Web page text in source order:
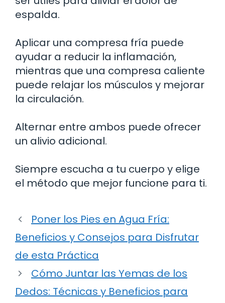
espalda.
Aplicar una compresa fría puede
ayudar a reducir la inflamación,
mientras que una compresa caliente
puede relajar los músculos y mejorar
la circulación.
Alternar entre ambos puede ofrecer
un alivio adicional.
Siempre escucha a tu cuerpo y elige
el método que mejor funcione para ti.
Poner los Pies en Agua Fría:
Beneficios y Consejos para Disfrutar
de esta Práctica
Cómo Juntar las Yemas de los
Dedos: Técnicas y Beneficios para